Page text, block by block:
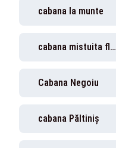
cabana la munte
cabana mistuita flacari
Cabana Negoiu
cabana Păltiniș